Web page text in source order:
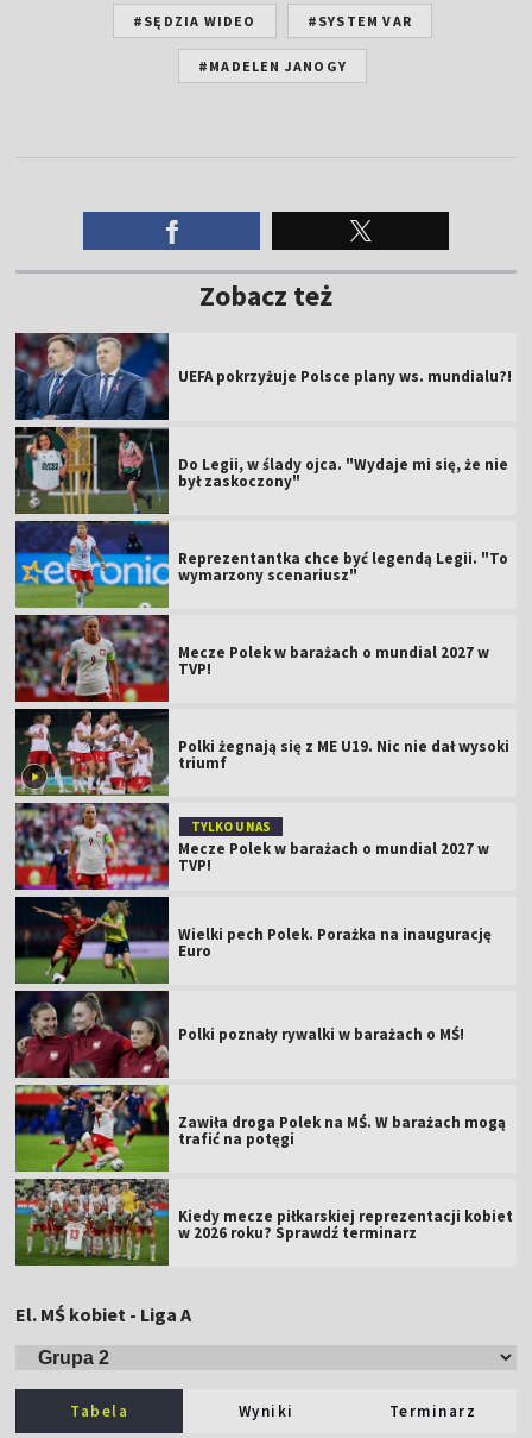
#SĘDZIA WIDEO #SYSTEM VAR
#MADELEN JANOGY
Zobacz też
UEFA pokrzyżuje Polsce plany ws. mundialu?!
Do Legii, w ślady ojca. "Wydaje mi się, że nie
był zaskoczony"
Reprezentantka chce być legendą Legii. "To
wymarzony scenariusz"
Mecze Polek w barażach o mundial 2027 w
TVP!
Polki żegnają się z ME U19. Nic nie dał wysoki
triumf
TYLKO U NAS
Mecze Polek w barażach o mundial 2027 w
TVP!
Wielki pech Polek. Porażka na inaugurację
Euro
Polki poznały rywalki w barażach o MŚ!
Zawiła droga Polek na MŚ. W barażach mogą
trafić na potęgi
Kiedy mecze piłkarskiej reprezentacji kobiet
w 2026 roku? Sprawdź terminarz
El. MŚ kobiet - Liga A
Tabela Wyniki Terminarz